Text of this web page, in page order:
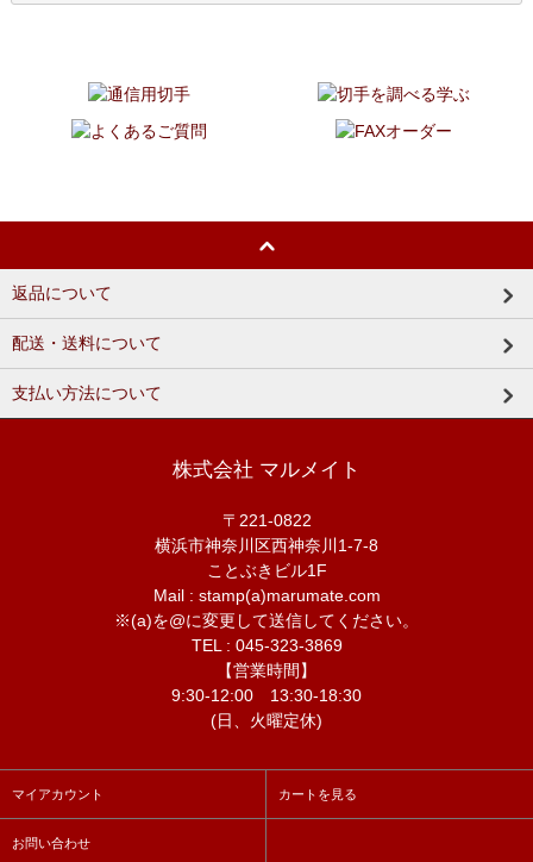
返品について
配送・送料について
支払い方法について
株式会社 マルメイト
〒221-0822
横浜市神奈川区西神奈川1-7-8
ことぶきビル1F
Mail : stamp(a)marumate.com
※(a)を@に変更して送信してください。
TEL : 045-323-3869
【営業時間】
9:30-12:00 13:30-18:30
(日、火曜定休)
マイアカウント カートを見る
お問い合わせ